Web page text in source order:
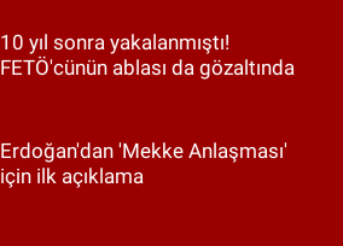
10 yıl sonra yakalanmıştı!
FETÖ'cünün ablası da gözaltında
Erdoğan'dan 'Mekke Anlaşması'
için ilk açıklama